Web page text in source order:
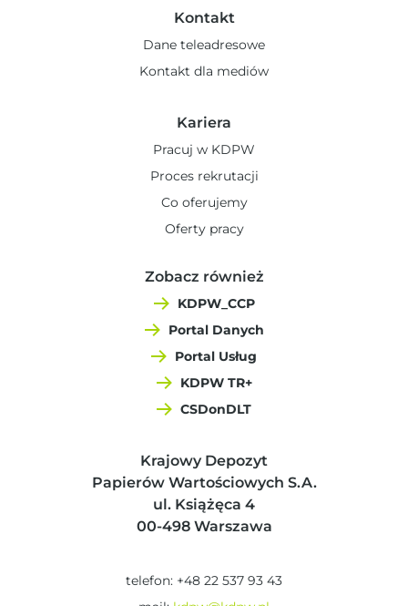
Kontakt
Dane teleadresowe
Kontakt dla mediów
Kariera
Pracuj w KDPW
Proces rekrutacji
Co oferujemy
Oferty pracy
Zobacz również
KDPW_CCP
Portal Danych
Portal Usług
KDPW TR+
CSDonDLT
Krajowy Depozyt
Papierów Wartościowych S.A.
ul. Książęca 4
00-498 Warszawa
telefon: +48 22 537 93 43